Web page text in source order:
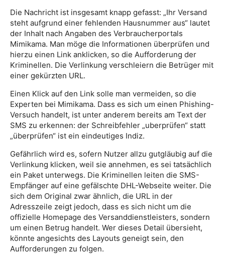
Die Nachricht ist insgesamt knapp gefasst: „Ihr Versand
steht aufgrund einer fehlenden Hausnummer aus“ lautet
der Inhalt nach Angaben des Verbraucherportals
Mimikama. Man möge die Informationen überprüfen und
hierzu einen Link anklicken, so die Aufforderung der
Kriminellen. Die Verlinkung verschleiern die Betrüger mit
einer gekürzten URL.
Einen Klick auf den Link solle man vermeiden, so die
Experten bei Mimikama. Dass es sich um einen Phishing-
Versuch handelt, ist unter anderem bereits am Text der
SMS zu erkennen: der Schreibfehler „uberprüfen“ statt
„überprüfen“ ist ein eindeutiges Indiz.
Gefährlich wird es, sofern Nutzer allzu gutgläubig auf die
Verlinkung klicken, weil sie annehmen, es sei tatsächlich
ein Paket unterwegs. Die Kriminellen leiten die SMS-
Empfänger auf eine gefälschte DHL-Webseite weiter. Die
sich dem Original zwar ähnlich, die URL in der
Adresszeile zeigt jedoch, dass es sich nicht um die
offizielle Homepage des Versanddienstleisters, sondern
um einen Betrug handelt. Wer dieses Detail übersieht,
könnte angesichts des Layouts geneigt sein, den
Aufforderungen zu folgen.